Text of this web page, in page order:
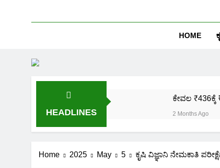
HOME
HEADLINES
ಕೇವಲ
2 Months Ago
ಪಿಎಂ ಕಿಸಾನ್
Home 2025 May 5 ಕೃಷಿ ವಿಜ್ಞಾನಿ ನೇಮಕಾತಿ